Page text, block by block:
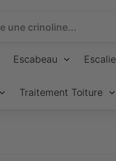
Escabeau
Traitement Toiture